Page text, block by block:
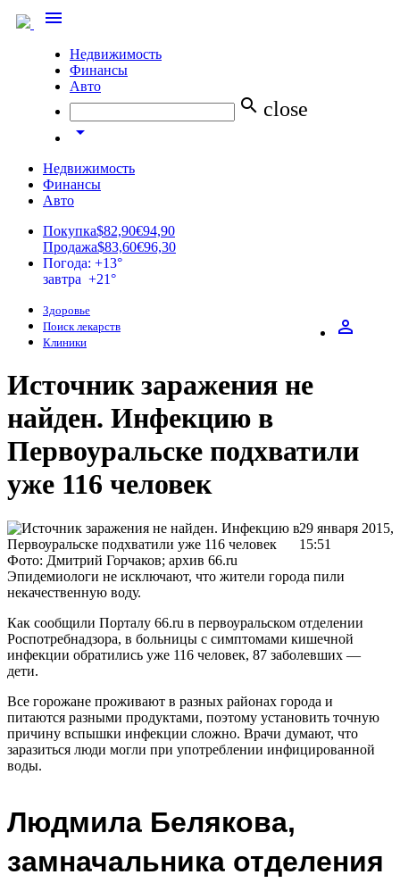
menu
Недвижимость
Финансы
Авто
search close
arrow_drop_down
Недвижимость
Финансы
Авто
Покупка$82,90€94,90
Продажа$83,60€96,30
Погода: +13°
завтра +21°
perm_identity
Здоровье
Поиск лекарств
Клиники
Источник заражения не
найден. Инфекцию в
Первоуральске подхватили
уже 116 человек
29 января 2015,
15:51
Фото: Дмитрий Горчаков; архив 66.ru
Эпидемиологи не исключают, что жители города пили
некачественную воду.
Как сообщили Порталу 66.ru в первоуральском отделении
Роспотребнадзора, в больницы с симптомами кишечной
инфекции обратились уже 116 человек, 87 заболевших —
дети.
Все горожане проживают в разных районах города и
питаются разными продуктами, поэтому установить точную
причину вспышки инфекции сложно. Врачи думают, что
заразиться люди могли при употреблении инфицированной
воды.
Людмила Белякова,
замначальника отделения